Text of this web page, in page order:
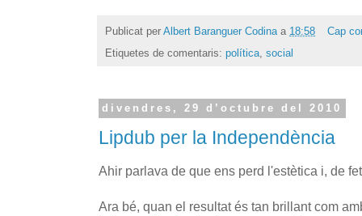
Publicat per Albert Baranguer Codina a 18:58
Cap
Etiquetes de comentaris: política social
divendres, 29 d’octubre del 2010
Lipdub per la Independència
Ahir parlava de que ens perd l'estètica i, de
Ara bé, quan el resultat és tan brillant com